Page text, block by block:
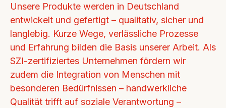
Unsere Produkte werden in Deutschland
entwickelt und gefertigt – qualitativ, sicher und
langlebig. Kurze Wege, verlässliche Prozesse
und Erfahrung bilden die Basis unserer Arbeit. Als
SZI-zertifiziertes Unternehmen fördern wir
zudem die Integration von Menschen mit
besonderen Bedürfnissen – handwerkliche
Qualität trifft auf soziale Verantwortung –